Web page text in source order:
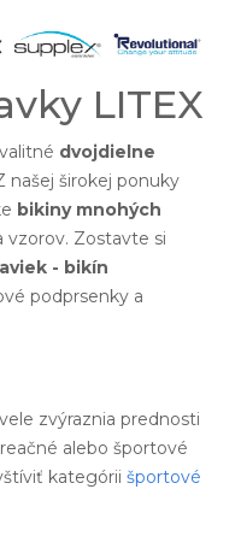
LITEX
dvojdielne
našej širokej ponuky
bikiny mnohých
vzorov. Zostavte si
- bikín
podprsenky a
zvýraznia prednosti
alebo športové
kategórii športové